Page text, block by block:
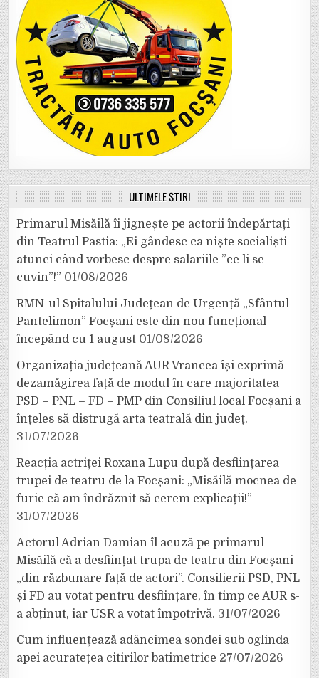
ULTIMELE ȘTIRI
Primarul Misăilă îi jignește pe actorii îndepărtați
din Teatrul Pastia: „Ei gândesc ca niște socialiști
atunci când vorbesc despre salariile ”ce li se
cuvin”!” 01/08/2026
RMN-ul Spitalului Județean de Urgență „Sfântul
Pantelimon” Focșani este din nou funcțional
începând cu 1 august 01/08/2026
Organizația județeană AUR Vrancea își exprimă
dezamăgirea față de modul în care majoritatea
PSD – PNL – FD – PMP din Consiliul local Focșani a
înțeles să distrugă arta teatrală din județ.
31/07/2026
Reacția actriței Roxana Lupu după desființarea
trupei de teatru de la Focșani: „Misăilă mocnea de
furie că am îndrăznit să cerem explicații!”
31/07/2026
Actorul Adrian Damian îl acuză pe primarul
Misăilă că a desființat trupa de teatru din Focșani
„din răzbunare față de actori”. Consilierii PSD, PNL
și FD au votat pentru desființare, în timp ce AUR s-
a abținut, iar USR a votat împotrivă. 31/07/2026
Cum influențează adâncimea sondei sub oglinda
apei acuratețea citirilor batimetrice 27/07/2026